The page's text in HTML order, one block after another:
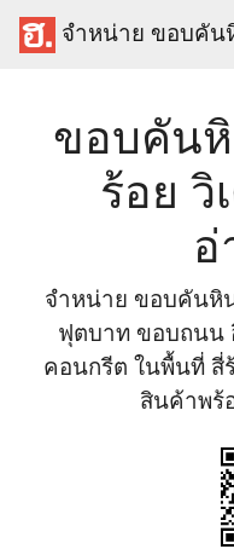
จำหน่าย ขอบคัน
ขอบคันหิ
ร้อย
อ่
จำหน่าย ขอบคันหิ
ฟุตบาท ขอบถนน
คอนกรีต ในพื้นที่ สี่
สินค้าพร้